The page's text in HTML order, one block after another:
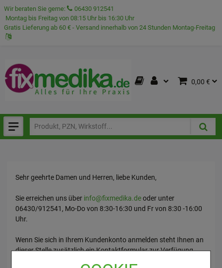
Wir beraten Sie gerne:
06430 912541
Montag bis Freitag von 08:15 Uhr bis 16:30 Uhr
Gratis Lieferung ab 60 € - Versand innerhalb von 24 Stunden Montag-Freitag
0,00 €
Sehr geehrte Damen und Herren, liebe Kunden,
Sie erreichen uns über info@fixmedika.deoder unter
06430/912541, Mo-Do von 8:30-16:30 und Fr von 8:30 -16:00
Uhr.
Wenn Sie sich in Ihrem Kundenkonto anmelden steht Ihnen an
dieser Stelle zusätzlich ein Kontaktformular zur Verfügung.